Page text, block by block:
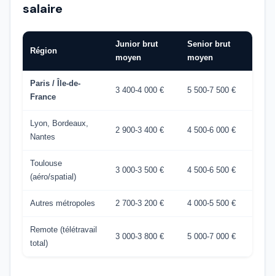
salaire
Région
Junior brut
moyen
Senior brut
moyen
Paris / Île-de-
France
3 400-4 000 € 5 500-7 500 €
Lyon, Bordeaux,
Nantes
2 900-3 400 € 4 500-6 000 €
Toulouse
(aéro/spatial)
3 000-3 500 € 4 500-6 500 €
Autres métropoles 2 700-3 200 € 4 000-5 500 €
Remote (télétravail
total)
3 000-3 800 € 5 000-7 000 €